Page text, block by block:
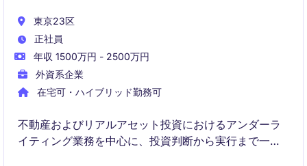
東京23区
正社員
年収 1500万円 - 2500万円
外資系企業
在宅可・ハイブリッド勤務可
不動産およびリアルアセット投資におけるアンダーラ
イティング業務を中心に、投資判断から実行まで一貫